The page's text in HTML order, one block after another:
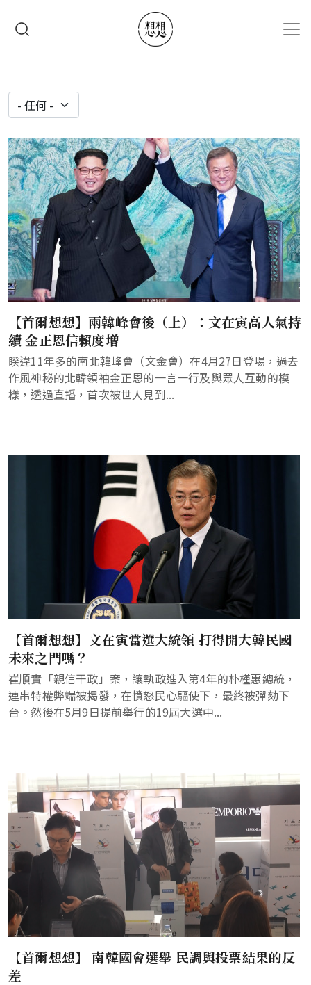
【首爾想想】兩韓峰會後（上）：文在寅高人氣持
續 金正恩信賴度增
睽違11年多的南北韓峰會（文金會）在4月27日登場，過去
作風神秘的北韓領袖金正恩的一言一行及與眾人互動的模
樣，透過直播，首次被世人見到...
【首爾想想】文在寅當選大統領 打得開大韓民國
未來之門嗎？
崔順實「親信干政」案，讓執政進入第4年的朴槿惠總統，
連串特權弊端被揭發，在憤怒民心驅使下，最終被彈劾下
台。然後在5月9日提前舉行的19屆大選中...
【首爾想想】 南韓國會選舉 民調與投票結果的反
差